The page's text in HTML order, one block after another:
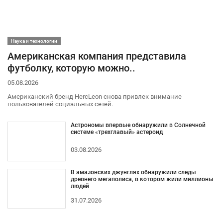
Наука и технологии
Американская компания представила
футболку, которую можно..
05.08.2026
Американский бренд HercLeon снова привлек внимание
пользователей социальных сетей.
Астрономы впервые обнаружили в Солнечной
системе «трехглавый» астероид
03.08.2026
В амазонских джунглях обнаружили следы
древнего мегаполиса, в котором жили миллионы
людей
31.07.2026